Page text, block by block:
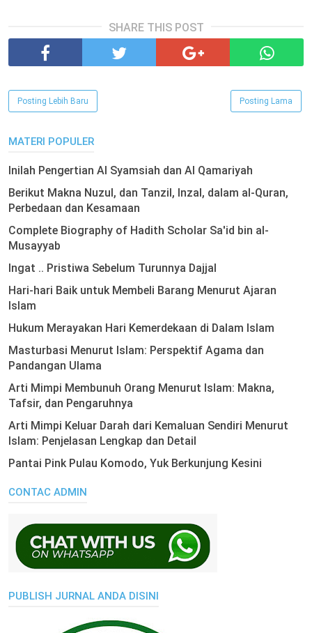
SHARE THIS POST
Posting Lebih Baru Posting Lama
MATERI POPULER
Inilah Pengertian Al Syamsiah dan Al Qamariyah
Berikut Makna Nuzul, dan Tanzil, Inzal, dalam al-Quran,
Perbedaan dan Kesamaan
Complete Biography of Hadith Scholar Sa'id bin al-
Musayyab
Ingat .. Pristiwa Sebelum Turunnya Dajjal
Hari-hari Baik untuk Membeli Barang Menurut Ajaran
Islam
Hukum Merayakan Hari Kemerdekaan di Dalam Islam
Masturbasi Menurut Islam: Perspektif Agama dan
Pandangan Ulama
Arti Mimpi Membunuh Orang Menurut Islam: Makna,
Tafsir, dan Pengaruhnya
Arti Mimpi Keluar Darah dari Kemaluan Sendiri Menurut
Islam: Penjelasan Lengkap dan Detail
Pantai Pink Pulau Komodo, Yuk Berkunjung Kesini
CONTAC ADMIN
PUBLISH JURNAL ANDA DISINI